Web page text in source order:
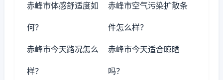
赤峰市体感舒适度如
何？
赤峰市空气污染扩散条
件怎么样？
赤峰市今天路况怎么
样？
赤峰市今天适合晾晒
吗？